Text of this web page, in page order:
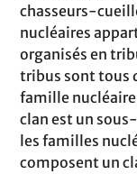
chasseurs-
nucléaires
organisés en
tribus sont tous
famille
clan est un
les familles
composent un